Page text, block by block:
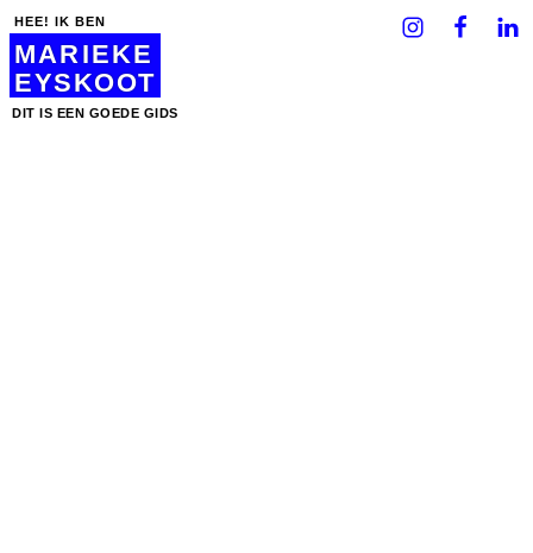
HEE! IK BEN
MARIEKE
EYSKOOT
DIT IS EEN GOEDE GIDS